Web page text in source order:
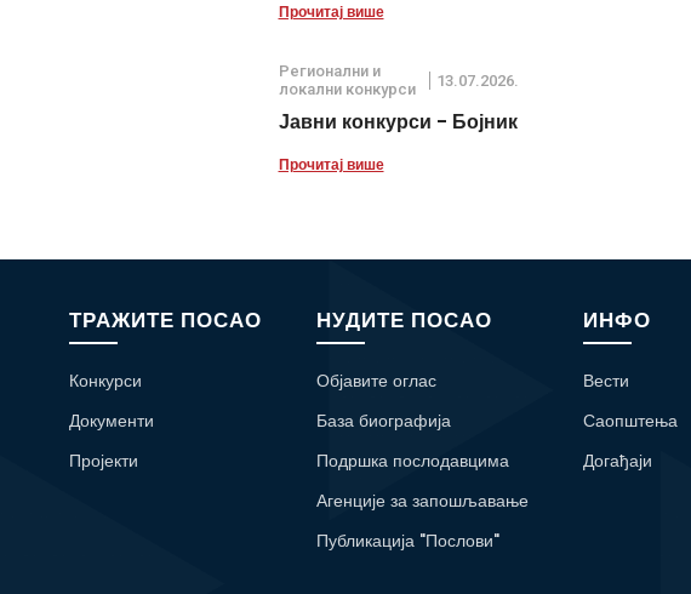
Прочитај више
Регионални и
локални конкурси
13.07.2026.
Јавни конкурси - Бојник
Прочитај више
ТРАЖИТЕ ПОСАО
Конкурси
Документи
Пројекти
НУДИТЕ ПОСАО
Објавите оглас
База биографија
Подршка послодавцима
Агенције за запошљавање
Публикација "Послови"
ИНФО
Вести
Саопштења
Догађаји